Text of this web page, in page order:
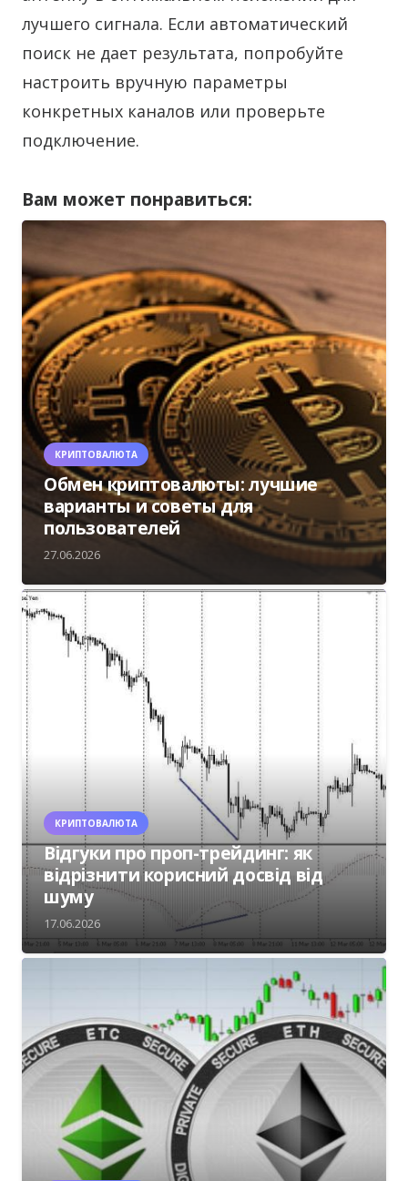
лучшего сигнала. Если автоматический
поиск не дает результата, попробуйте
настроить вручную параметры
конкретных каналов или проверьте
подключение.
Вам может понравиться:
КРИПТОВАЛЮТА
Обмен криптовалюты: лучшие
варианты и советы для
пользователей
27.06.2026
КРИПТОВАЛЮТА
Відгуки про проп-трейдинг: як
відрізнити корисний досвід від
шуму
17.06.2026